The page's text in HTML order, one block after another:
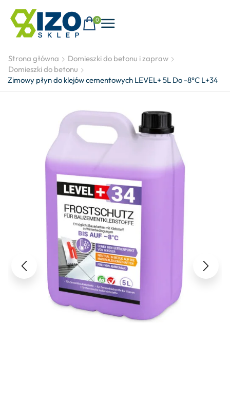
0
Strona główna
Domieszki do betonu i zapraw
Domieszki do betonu
Zimowy płyn do klejów cementowych LEVEL+ 5L Do -8°C L+34